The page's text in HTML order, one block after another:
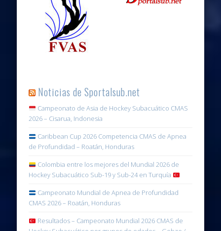
Noticias de Sportalsub.net
Campeonato de Asia de Hockey Subacuático CMAS
2026 – Cisarua, Indonesia
Caribbean Cup 2026 Competencia CMAS de Apnea
de Profundidad – Roatán, Honduras
Colombia entre los mejores del Mundial 2026 de
Hockey Subacuático Sub-19 y Sub-24 en Turquía
Campeonato Mundial de Apnea de Profundidad
CMAS 2026 – Roatán, Honduras
Resultados – Campeonato Mundial 2026 CMAS de